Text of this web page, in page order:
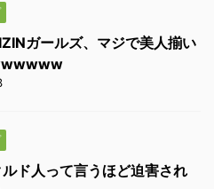
ガールズ、マジで美人揃い
ルド人って言うほど迫害され